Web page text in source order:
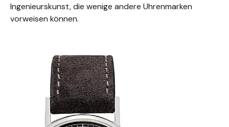
Ingenieurskunst, die wenige andere Uhrenmarken
vorweisen können.